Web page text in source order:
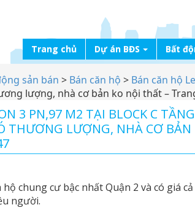
Trang chủ Dự án BĐS Bất
sản bán > Bán căn hộ > Bán căn hộ
lượng, nhà cơ bản ko nội thất –
3 PN,97 M2 TẠI BLOCK C
THƯƠNG LƯỢNG, NHÀ CƠ
chung cư bậc nhất Quận 2 và có giá
người.